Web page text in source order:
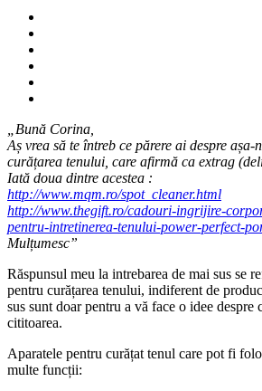
„Bună Corina,
Aș vrea să te întreb ce părere ai despre
curățarea tenului, care afirmă ca extrag
Iată doua dintre acestea :
http://www.mqm.ro/spot_cleaner.html
http://www.thegift.ro/cadouri-ingrijire-
pentru-intretinerea-tenului-power-perfect-
Mulțumesc”
Răspunsul meu la intrebarea de mai sus se
pentru curățarea tenului, indiferent de
sus sunt doar pentru a vă face o idee despre
cititoarea.
Aparatele pentru curățat tenul care pot fi
multe funcții: